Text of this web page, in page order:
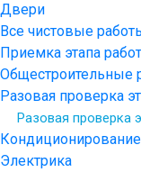
Двери
Все чистовые
Приемка этапа работ
Общестроительные
Разовая проверка
Разовая проверка
Кондиционирование
Электрика